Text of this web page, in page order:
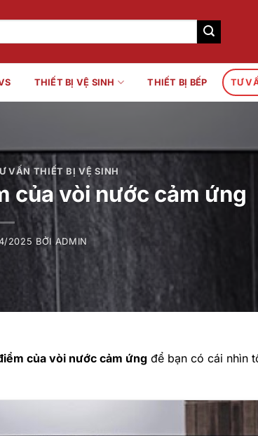
THIẾT BỊ VỆ SINH THIẾT BỊ BẾP TƯ
VẤN THIẾT BỊ VỆ SINH
của vòi nước cảm ứng
2025 BỞI ADMIN
của vòi nước cảm ứng để bạn có cái nhìn